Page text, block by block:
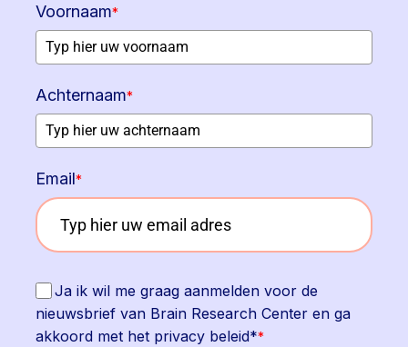
Voornaam*
Achternaam*
Email*
Ja ik wil me graag aanmelden voor de
nieuwsbrief van Brain Research Center en ga
akkoord met het privacy beleid**